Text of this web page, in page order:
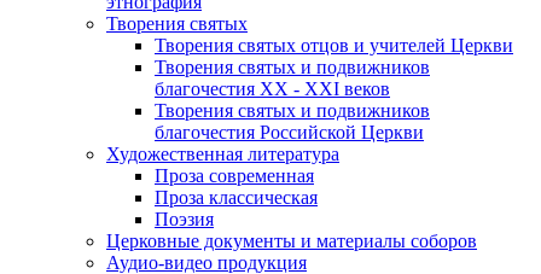
Творения святых
Творения святых отцов и учителей Церкви
Творения святых и подвижников
благочестия ХХ - ХХI веков
Творения святых и подвижников
благочестия Российской Церкви
Художественная литература
Проза современная
Проза классическая
Поэзия
Церковные документы и материалы соборов
Аудио-видео продукция